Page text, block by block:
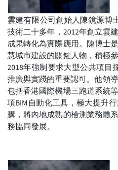
雲建有限公司創始人陳鏡源博
技術二十多年，2012年創立雲
成果轉化為實際應用。陳博士
慧城市建設的關鍵人物，積極
2018年強制要求大型公共項目
推廣與實踐的重要認可。他領
包括香港國際機場三跑道系統
項BIM自動化工具，極大提升
購，將內地成熟的檢測業務體
務協同發展。